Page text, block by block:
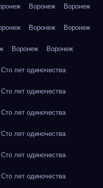
Воронеж Воронеж
Воронеж Воронеж
Воронеж Воронеж
лет одиночества
лет одиночества
лет одиночества
лет одиночества
лет одиночества
лет одиночества